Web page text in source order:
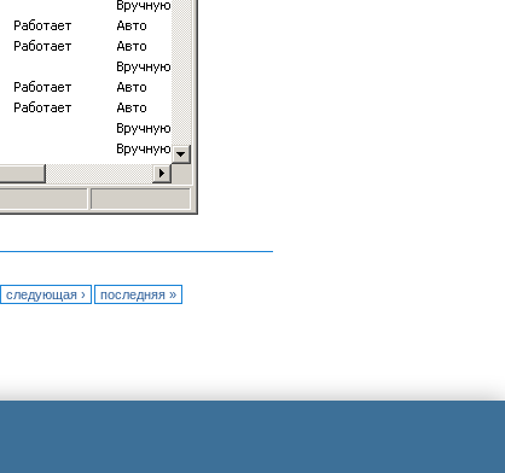
следующая › последняя »